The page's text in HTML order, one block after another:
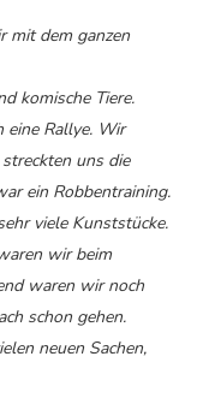
mit dem ganzen
komische Tiere.
eine Rallye. Wir
uns die
ein Robbentraining.
viele Kunststücke.
wir beim
waren wir noch
schon gehen.
neuen Sachen,